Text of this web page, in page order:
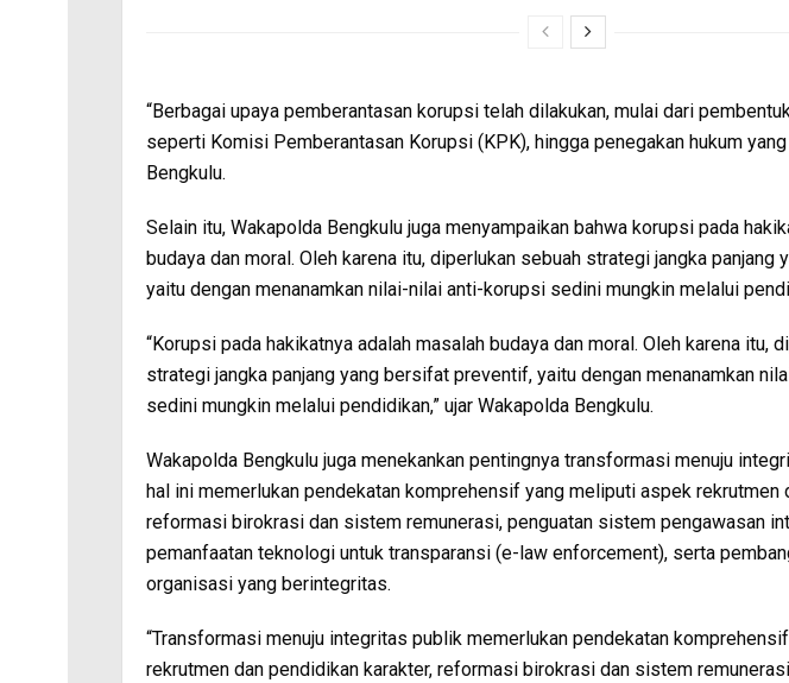
“Berbagai upaya pemberantasan korupsi telah dilakukan, mulai dari
seperti Komisi Pemberantasan Korupsi (KPK), hingga penegakan hukum
Bengkulu.
Selain itu, Wakapolda Bengkulu juga menyampaikan bahwa korupsi pada
budaya dan moral. Oleh karena itu, diperlukan sebuah strategi jangka
yaitu dengan menanamkan nilai-nilai anti-korupsi sedini mungkin melalui
“Korupsi pada hakikatnya adalah masalah budaya dan moral. Oleh karena itu,
strategi jangka panjang yang bersifat preventif, yaitu dengan menanamkan
sedini mungkin melalui pendidikan,” ujar Wakapolda Bengkulu.
Wakapolda Bengkulu juga menekankan pentingnya transformasi menuju
hal ini memerlukan pendekatan komprehensif yang meliputi aspek rekrutmen
reformasi birokrasi dan sistem remunerasi, penguatan sistem pengawasan
pemanfaatan teknologi untuk transparansi (e-law enforcement), serta
organisasi yang berintegritas.
“Transformasi menuju integritas publik memerlukan pendekatan
rekrutmen dan pendidikan karakter, reformasi birokrasi dan sistem